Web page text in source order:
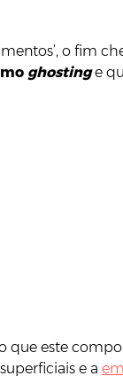
o fim
ghosting e
que este
e a